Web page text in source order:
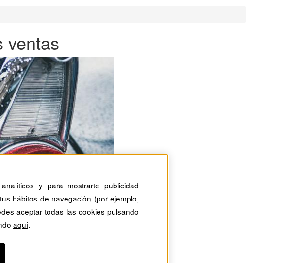
ventas
y para mostrarte publicidad
hábitos de navegación (por ejemplo,
aceptar todas las cookies pulsando
aquí.